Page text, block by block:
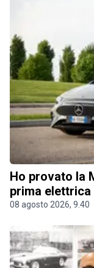
Ho provato la
prima
08 agosto 2026, 9.40